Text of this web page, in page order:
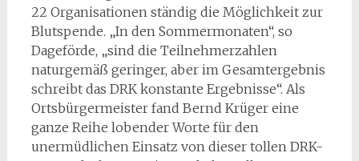
22 Organisationen ständig die Möglichkeit zur
Blutspende. „In den Sommermonaten“, so
Dageförde, „sind die Teilnehmerzahlen
naturgemäß geringer, aber im Gesamtergebnis
schreibt das DRK konstante Ergebnisse“. Als
Ortsbürgermeister fand Bernd Krüger eine
ganze Reihe lobender Worte für den
unermüdlichen Einsatz von dieser tollen DRK-